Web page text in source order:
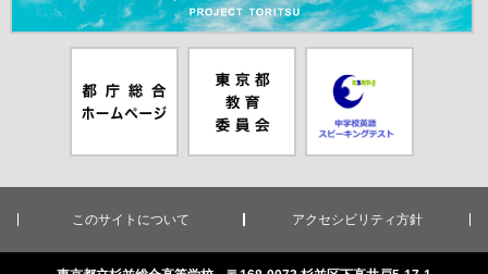
ムページ（別
ウインドウが
員会（別ウイ
ンドウが開き
ピーキングテ
スト（別ウイ
ンドウが開き
このサイトについて アクセシビリティ方針